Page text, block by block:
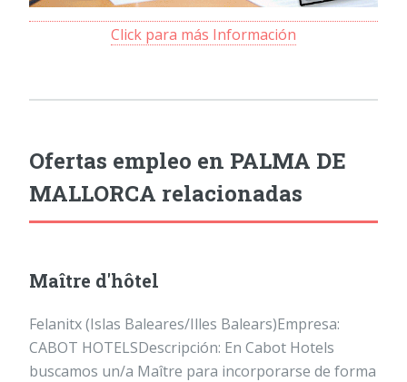
Click para más Información
Ofertas empleo en PALMA DE
MALLORCA relacionadas
Maître d'hôtel
Felanitx (Islas Baleares/Illes Balears)Empresa:
CABOT HOTELSDescripción: En Cabot Hotels
buscamos un/a Maître para incorporarse de forma